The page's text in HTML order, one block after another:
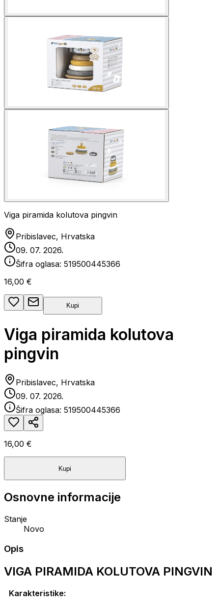
Viga piramida kolutova pingvin
Pribislavec, Hrvatska
09. 07. 2026.
Šifra oglasa: 519500445366
16,00 €
Kupi
Viga piramida kolutova
pingvin
Pribislavec, Hrvatska
09. 07. 2026.
Šifra oglasa: 519500445366
16,00 €
Kupi
Osnovne informacije
Stanje
Novo
Opis
VIGA PIRAMIDA KOLUTOVA PINGVIN
Karakteristike: